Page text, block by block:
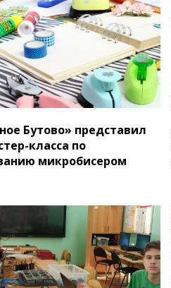
Бутово» представил
класса по
микробисером